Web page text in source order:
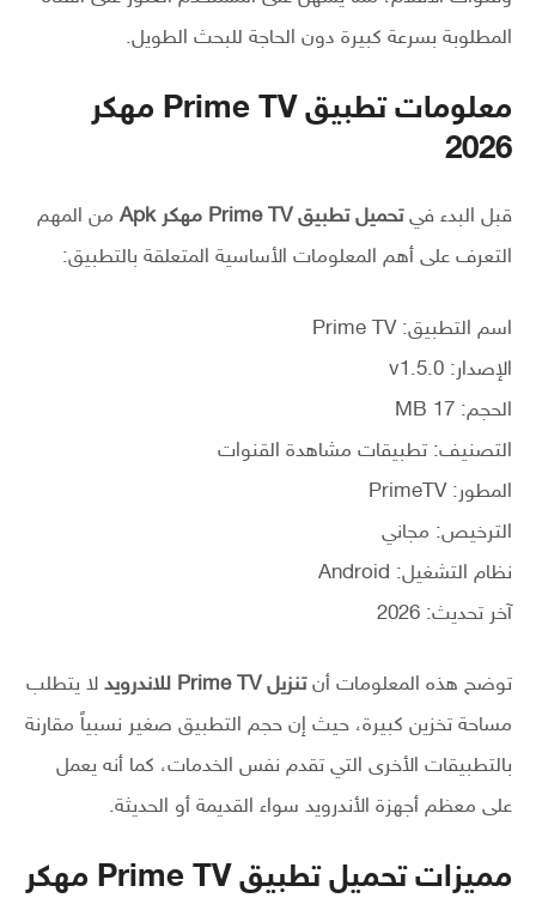
المطلوبة بسرعة كبيرة دون الحاجة للبحث الطويل.
معلومات تطبيق Prime TV مهكر
2026
قبل البدء فيتحميل تطبيق Prime TV مهكر Apk
من المهم
التعرف على أهم المعلومات الأساسية المتعلقة بالتطبيق:
اسم التطبيق: Prime TV
الإصدار: v1.5.0
الحجم: 17 MB
التصنيف: تطبيقات مشاهدة القنوات
المطور: PrimeTV
الترخيص: مجاني
نظام التشغيل: Android
آخر تحديث: 2026
توضح هذه المعلومات أنتنزيل Prime TV للاندرويد
لا يتطلب
مساحة تخزين كبيرة، حيث إن حجم التطبيق صغير نسبياً مقارنة
بالتطبيقات الأخرى التي تقدم نفس الخدمات، كما أنه يعمل
على معظم أجهزة الأندرويد سواء القديمة أو الحديثة.
مميزات تحميل تطبيق Prime TV مهكر